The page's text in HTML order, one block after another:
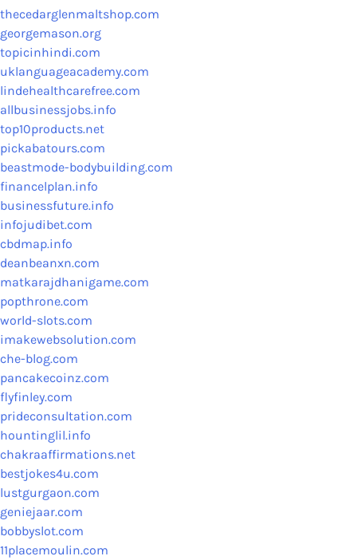
thecedarglenmaltshop.com
georgemason.org
topicinhindi.com
uklanguageacademy.com
lindehealthcarefree.com
allbusinessjobs.info
top10products.net
pickabatours.com
beastmode-bodybuilding.com
financelplan.info
businessfuture.info
infojudibet.com
cbdmap.info
deanbeanxn.com
matkarajdhanigame.com
popthrone.com
world-slots.com
imakewebsolution.com
che-blog.com
pancakecoinz.com
flyfinley.com
prideconsultation.com
hountinglil.info
chakraaffirmations.net
bestjokes4u.com
lustgurgaon.com
geniejaar.com
bobbyslot.com
11placemoulin.com